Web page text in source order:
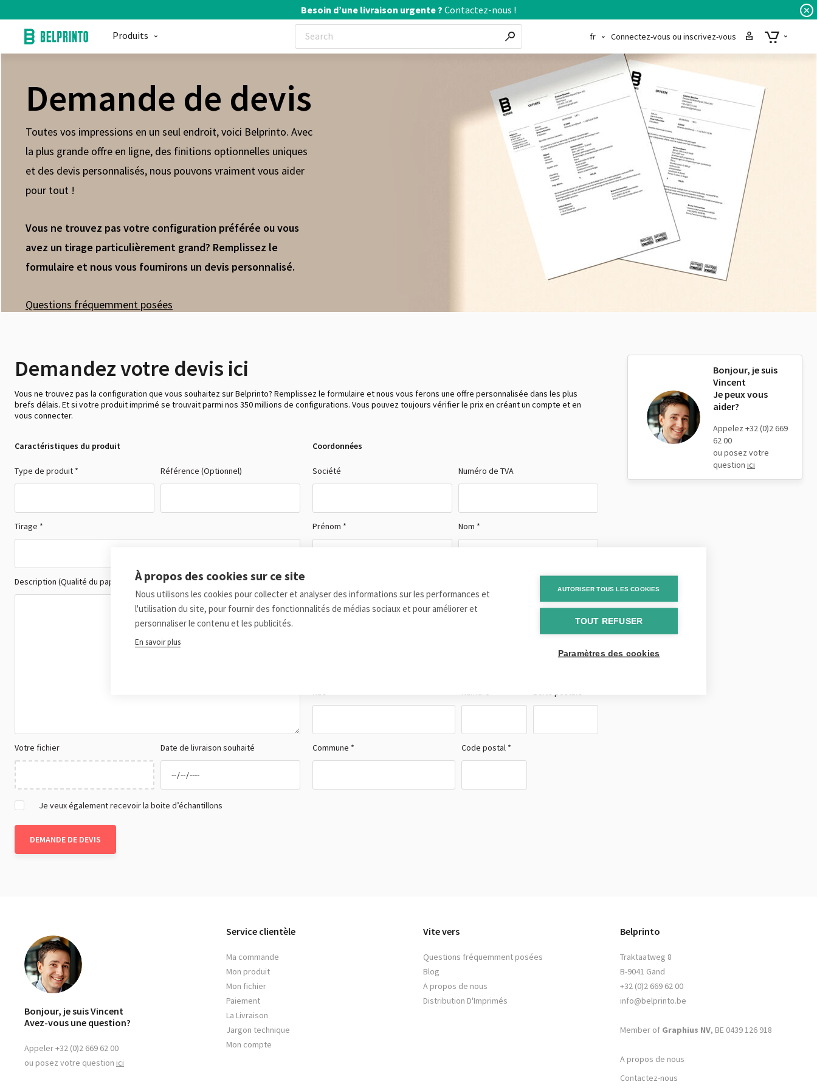
À propos des cookies sur ce site
Nous utilisons les cookies pour collecter et analyser des informations sur les performances et
l'utilisation du site, pour fournir des fonctionnalités de médias sociaux et pour améliorer et
personnaliser le contenu et les publicités.
En savoir plus
AUTORISER TOUS LES COOKIES
TOUT REFUSER
Paramètres des cookies
Besoin d’une livraison urgente ? Contactez-nous !
Produits fr Connectez-vous ou inscrivez-vous
Demande de devis
Toutes vos impressions en un seul endroit, voici Belprinto. Avec
la plus grande offre en ligne, des finitions optionnelles uniques
et des devis personnalisés, nous pouvons vraiment vous aider
pour tout !
Vous ne trouvez pas votre configuration préférée ou vous
avez un tirage particulièrement grand? Remplissez le
formulaire et nous vous fournirons un devis personnalisé.
Questions fréquemment posées
Demandez votre devis ici
Vous ne trouvez pas la configuration que vous souhaitez sur Belprinto? Remplissez le formulaire et nous vous ferons une offre personnalisée dans les plus
brefs délais. Et si votre produit imprimé se trouvait parmi nos 350 millions de configurations. Vous pouvez toujours vérifier le prix en créant un compte et en
vous connecter.
Caractéristiques du produit
Type de produit * Référence (Optionnel)
Tirage *
Description (Qualité du papier, Impression et couleur, grammage, ...)
Votre fichier Date de livraison souhaité
Je veux également recevoir la boite d’échantillons
Coordonnées
Société Numéro de TVA
Prénom * Nom *
Boîte postale
Commune * Code postal *
Bonjour, je suis
Vincent
Je peux vous
aider?
Appelez +32 (0)2 669
62 00
ou posez votre
question ici
Bonjour, je suis Vincent
Avez-vous une question?
Appeler +32 (0)2 669 62 00
ou posez votre question ici
Service clientèle
Ma commande
Mon produit
Mon fichier
Paiement
La Livraison
Jargon technique
Mon compte
Vite vers
Questions fréquemment posées
Blog
A propos de nous
Distribution D'Imprimés
Belprinto
Traktaatweg 8
B-9041 Gand
+32 (0)2 669 62 00
info@belprinto.be
Member of Graphius NV, BE 0439 126 918
A propos de nous
Contactez-nous